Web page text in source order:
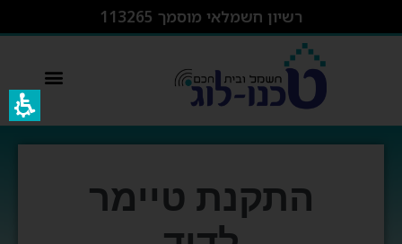
רשיון חשמלאי מוסמך 113265
התקנת טיימר